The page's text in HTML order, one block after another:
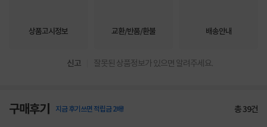
상품고시정보 교환/반품/환불 배송안내
신고 잘못된 상품정보가 있으면 알려주세요.
구매후기 지금 후기쓰면 적립금 2배! 총39건